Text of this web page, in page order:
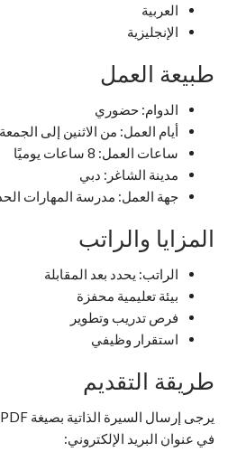
العربية
الإنجليزية
طبيعة العمل
الدوام: حضوري
أيام العمل: من الاثنين إلى الجمعة
ساعات العمل: 8 ساعات يوميًا
مدينة الشاغر: دبي
جهة العمل: مدرسة المهارات
المزايا والراتب
الراتب: يحدد بعد المقابلة
بيئة تعليمية محفزة
فرص تدريب وتطوير
استقرار وظيفي
طريقة التقديم
في عنوان البريد الإلكتروني: